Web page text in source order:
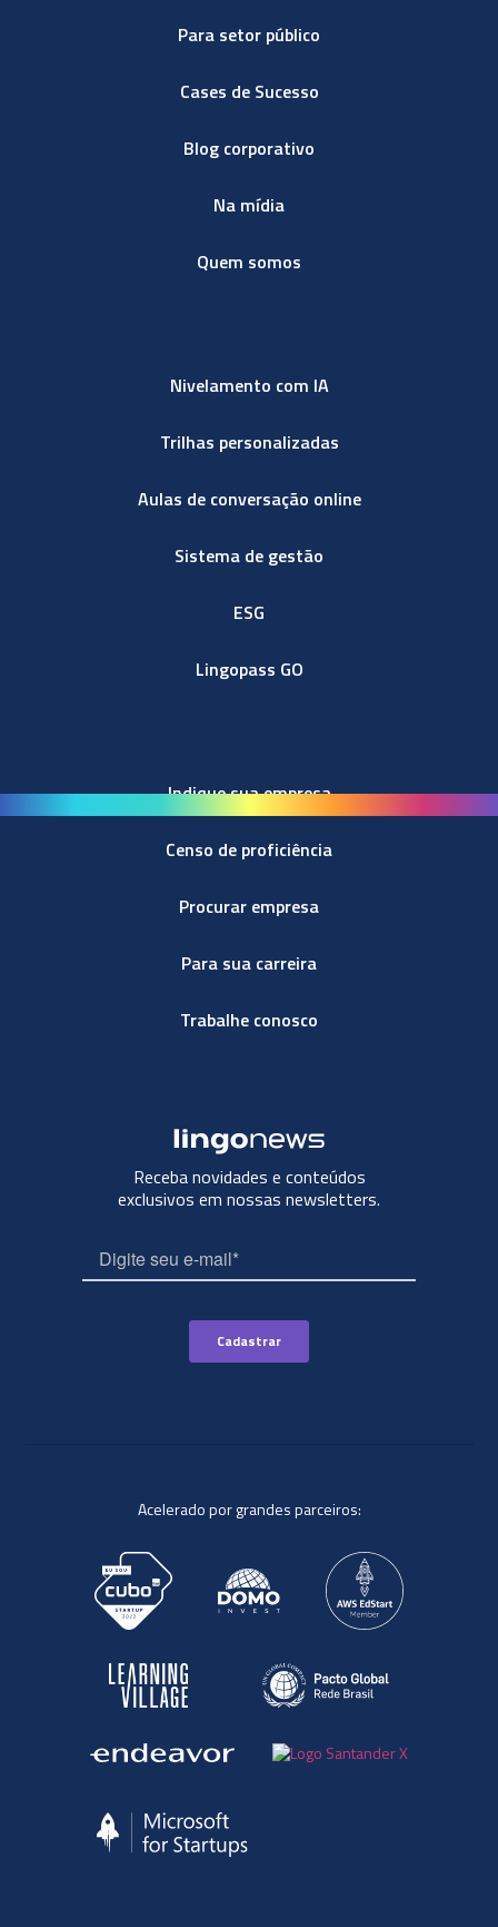
Para setor público
Cases de Sucesso
Blog corporativo
Na mídia
Quem somos
Nivelamento com IA
Trilhas personalizadas
Aulas de conversação online
Sistema de gestão
ESG
Lingopass GO
Indique sua empresa
Censo de proficiência
Procurar empresa
Para sua carreira
Trabalhe conosco
Receba novidades e conteúdos
exclusivos em nossas newsletters.
Acelerado por grandes parceiros: